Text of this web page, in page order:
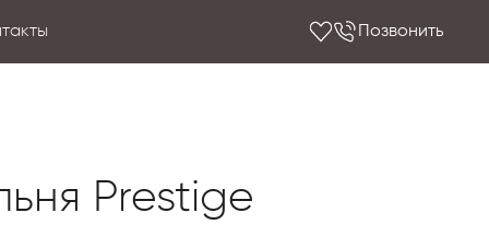
Позвонить
Prestige